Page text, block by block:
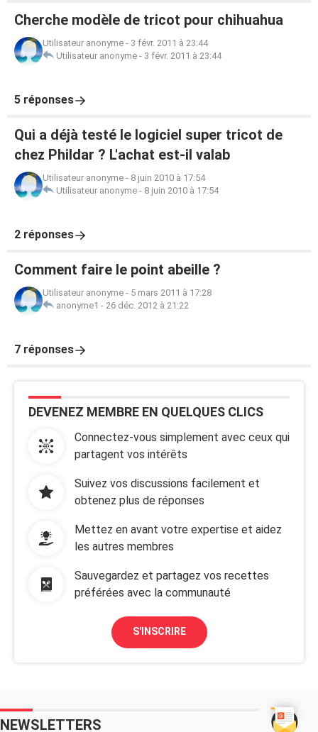
Cherche modèle de tricot pour chihuahua
Utilisateur anonyme - 3 févr. 2011 à 23:44
Utilisateur anonyme - 3 févr. 2011 à 23:44
5 réponses
Qui a déjà testé le logiciel super tricot de
chez Phildar ? L'achat est-il valab
Utilisateur anonyme - 8 juin 2010 à 17:54
Utilisateur anonyme - 8 juin 2010 à 17:54
2 réponses
Comment faire le point abeille ?
Utilisateur anonyme - 5 mars 2011 à 17:28
anonyme1 - 26 déc. 2012 à 21:22
7 réponses
DEVENEZ MEMBRE EN QUELQUES CLICS
Connectez-vous simplement avec ceux qui
partagent vos intérêts
Suivez vos discussions facilement et
obtenez plus de réponses
Mettez en avant votre expertise et aidez
les autres membres
Sauvegardez et partagez vos recettes
préférées avec la communauté
S'INSCRIRE
NEWSLETTERS